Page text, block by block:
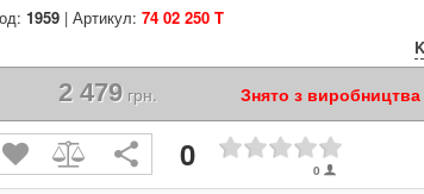
1959| Артикул: 74 02 250 T
2 479 грн. Знято з виробництва
0 0